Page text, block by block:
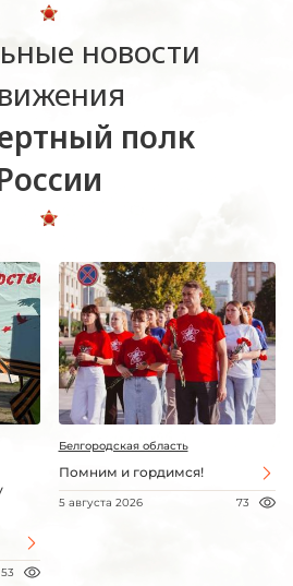
новости
полк
53
Белгородская область
Помним и гордимся!
5 августа 2026 73